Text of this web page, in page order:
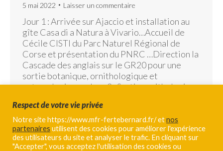
5 mai 2022
Laisser un commentaire
Jour 1 : Arrivée sur Ajaccio et installation au
gîte Casa di a Natura à Vivario…Accueil de
Cécile CISTI du Parc Naturel Régional de
Corse et présentation du PNRC …Direction la
Cascade des anglais sur le GR20 pour une
sortie botanique, ornithologique et
entomologique… Jour 2 : Sortie ornithologique
et…
Respect de votre vie privée
Notre site https://www.mfr-fertebernard.fr/ etnos
partenaires utilisent des cookies pour améliorer l'expérience
des utilisateurs du site et analyser le trafic. En cliquant sur
"Accepter", vous acceptez l'utilisation des cookies ou